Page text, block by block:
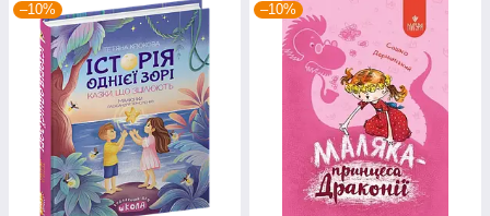
–10% –10%